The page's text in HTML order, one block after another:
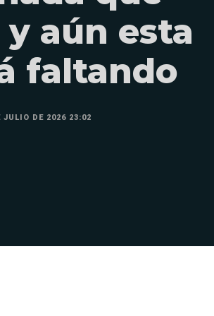
aún esta
faltando
JULIO DE 2026 23:02